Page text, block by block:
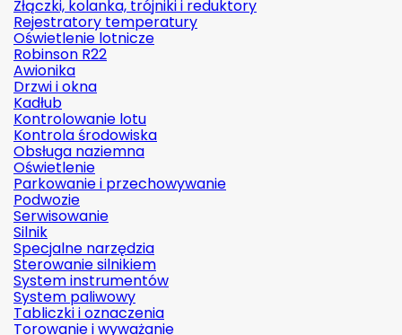
Złączki, kolanka, trójniki i reduktory
Rejestratory temperatury
Oświetlenie lotnicze
Robinson R22
Awionika
Drzwi i okna
Kadłub
Kontrolowanie lotu
Kontrola środowiska
Obsługa naziemna
Oświetlenie
Parkowanie i przechowywanie
Podwozie
Serwisowanie
Silnik
Specjalne narzędzia
Sterowanie silnikiem
System instrumentów
System paliwowy
Tabliczki i oznaczenia
Torowanie i wyważanie